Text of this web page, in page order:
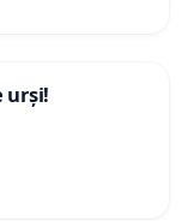
urși!